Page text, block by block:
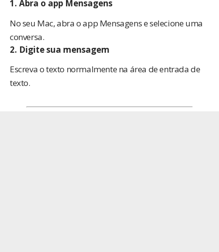
1. Abra o app Mensagens
No seu Mac, abra o app Mensagens e selecione uma
conversa.
2. Digite sua mensagem
Escreva o texto normalmente na área de entrada de
texto.